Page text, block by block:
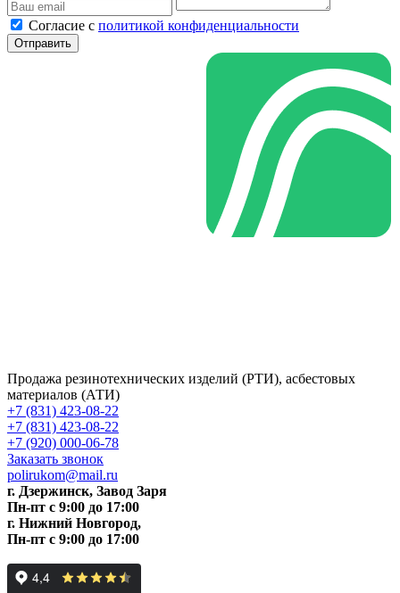
Cогласие с политикой конфиденциальности
Отправить
Продажа резинотехнических изделий (РТИ), асбестовых
материалов (АТИ)
+7 (831) 423-08-22
+7 (831) 423-08-22
+7 (920) 000-06-78
Заказать звонок
polirukom@mail.ru
г. Дзержинск, Завод Заря
Пн-пт c 9:00 до 17:00
г. Нижний Новгород,
Пн-пт c 9:00 до 17:00